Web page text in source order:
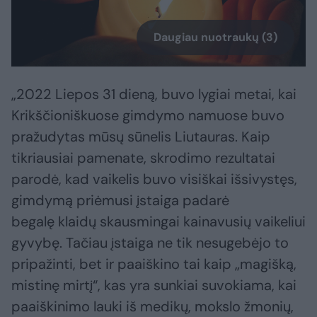
Daugiau nuotraukų (3)
„2022 Liepos 31 dieną, buvo lygiai metai, kai
Krikščioniškuose gimdymo namuose buvo
pražudytas mūsų sūnelis Liutauras. Kaip
tikriausiai pamenate, skrodimo rezultatai
parodė, kad vaikelis buvo visiškai išsivystęs,
gimdymą priėmusi įstaiga padarė
begalę klaidų skausmingai kainavusių vaikeliui
gyvybę. Tačiau įstaiga ne tik nesugebėjo to
pripažinti, bet ir paaiškino tai kaip „magišką,
mistinę mirtį“, kas yra sunkiai suvokiama, kai
paaiškinimo lauki iš medikų, mokslo žmonių,